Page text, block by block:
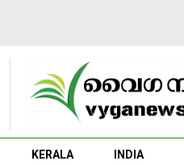
KERALA INDIA